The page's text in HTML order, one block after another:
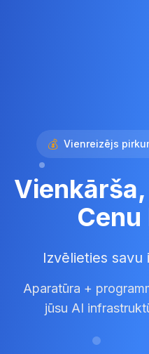
💰 Vienreizējs
Izvēlieties
Aparatūra +
jūsu AI